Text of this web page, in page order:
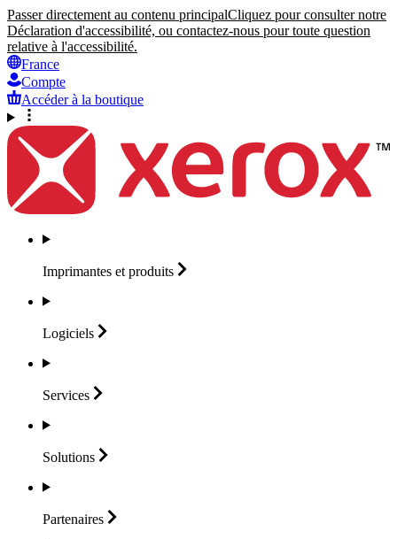
Passer directement au contenu principalCliquez pour consulter notre
Déclaration d'accessibilité, ou contactez-nous pour toute question
relative à l'accessibilité.
France
Compte
Accéder à la boutique
Imprimantes et produits
Logiciels
Services
Solutions
Partenaires